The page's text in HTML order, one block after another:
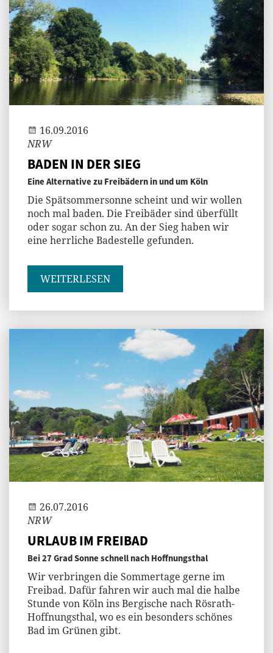
Jenny
16.09.2016
NRW
BADEN IN DER SIEG
Eine Alternative zu Freibädern in und um Köln
Die Spätsommersonne scheint und wir wollen
noch mal baden. Die Freibäder sind überfüllt
oder sogar schon zu. An der Sieg haben wir
eine herrliche Badestelle gefunden.
WEITERLESEN
Jenny
26.07.2016
NRW
URLAUB IM FREIBAD
Bei 27 Grad Sonne schnell nach Hoffnungsthal
Wir verbringen die Sommertage gerne im
Freibad. Dafür fahren wir auch mal die halbe
Stunde von Köln ins Bergische nach Rösrath-
Hoffnungsthal, wo es ein besonders schönes
Bad im Grünen gibt.